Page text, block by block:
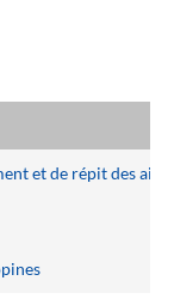
et de répit des